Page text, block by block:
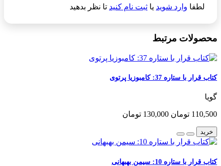
لطفا وارد شوید یا ثبت نام کنید تا نظر بدهید
محصولات مرتبط
کتاب قرار با ستاره 37: کامبوزیا پرتوی
گویا
110,500 تومان 130,000 تومان
خرید
کتاب قرار با ستاره 10: سیمن بهبهانی